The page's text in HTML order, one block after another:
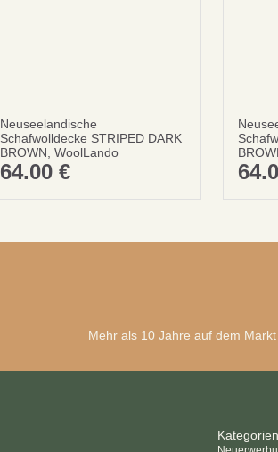
Neuseelandische
Schafwolldecke STRIPED DARK
BROWN, WoolLando
64.00€
Mehr als 10 Jahre auf dem Markt
Kategorien